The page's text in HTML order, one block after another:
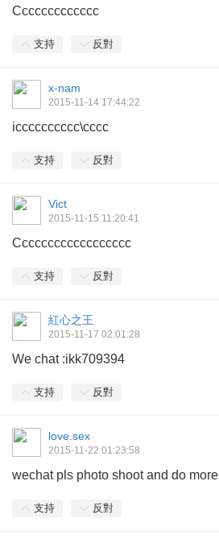
Ccccccccccccc
支持 反對
x-nam
2015-11-14 17:44:22
icccccccccc\cccc
支持 反對
Vict
2015-11-15 11:20:41
Cccccccccccccccccc
支持 反對
紅心之王
2015-11-17 02:01:28
We chat :ikk709394
支持 反對
love.sex
2015-11-22 01:23:58
wechat pls photo shoot and do more
支持 反對